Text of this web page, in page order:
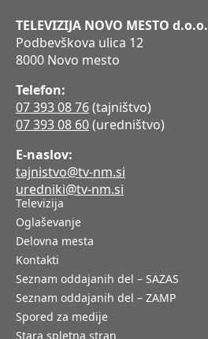
TELEVIZIJA NOVO MESTO d.o.o.
Podbevškova ulica 12
8000 Novo mesto
Telefon:
07 393 08 76(tajništvo)
07 393 08 60(uredništvo)
E-naslov:
tajnistvo@tv-nm.si
uredniki@tv-nm.si
Televizija
Oglaševanje
Delovna mesta
Kontakti
Seznam oddajanih del – SAZAS
Seznam oddajanih del – ZAMP
Spored za medije
Stara spletna stran